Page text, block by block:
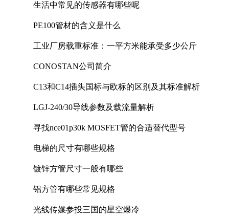
生活中常见的传感器有哪些呢
PE100管材的含义是什么
工业厂房载重标准：一平方米能承受多少公斤
CONOSTAN公司简介
C13和C14插头国标与欧标的区别及其标准解析
LGJ-240/30导线参数及载流量解析
寻找nce01p30k MOSFET管的合适替代型号
电梯的尺寸有哪些规格
镀锌方管尺寸一般有哪些
铝方管有哪些常见规格
光线传媒参投三国的星空爆冷